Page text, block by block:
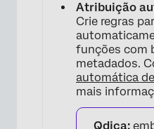
Atribuição
Crie regras
funções com
metadados.
automática
mais
Qdica: